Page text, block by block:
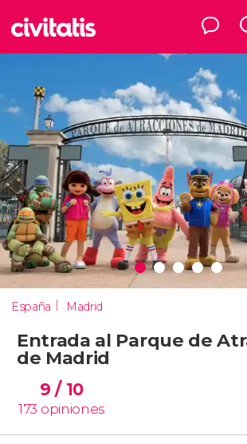
España Madrid
Entrada al Parque de
de Madrid
9/ 10
173 opiniones